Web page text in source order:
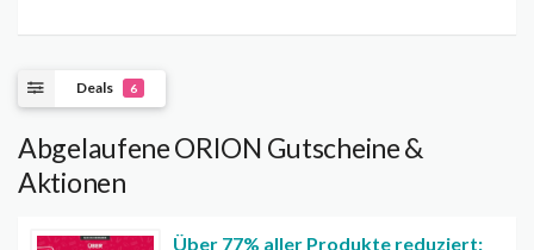
Deals 6
Abgelaufene ORION Gutscheine &
Aktionen
Über 77% aller Produkte reduziert: